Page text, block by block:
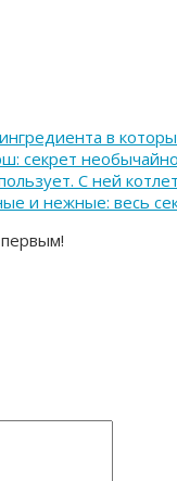
в
секрет
С ней
и нежные: весь